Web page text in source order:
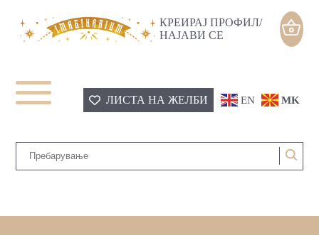
КРЕИРАЈ ПРОФИЛ/
НАЈАВИ СЕ
ЛИСТА НА ЖЕЛБИ EN MK